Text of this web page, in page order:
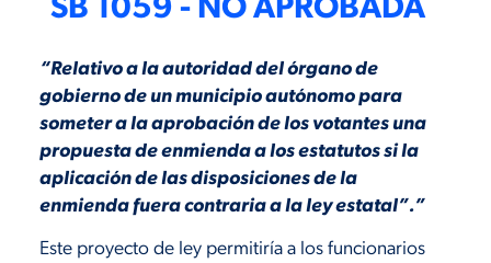
SB 1059 - NO APROBADA
“Relativo a la autoridad del órgano de
gobierno de un municipio autónomo para
someter a la aprobación de los votantes una
propuesta de enmienda a los estatutos si la
aplicación de las disposiciones de la
enmienda fuera contraria a la ley estatal”.”
Este proyecto de ley permitiría a los funcionarios